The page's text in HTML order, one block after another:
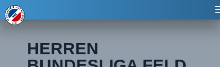
Events by Art der Veranstaltung
HERREN